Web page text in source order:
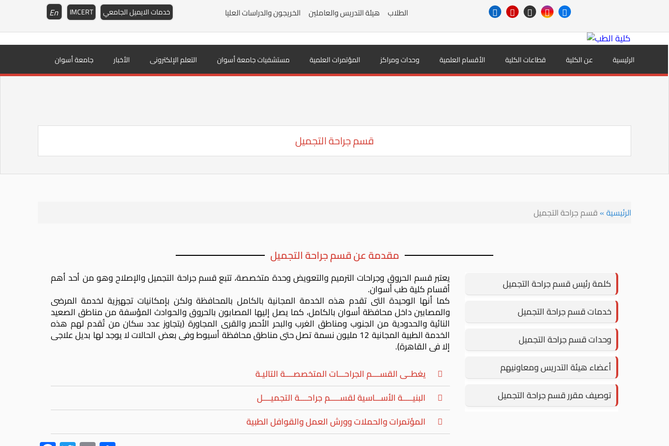
En خدمات الايميل الجامعي IMCERT الخريجون والدراسات العليا هيئة التدريس والعاملين الطلاب
جامعة أسوان الأخبار التعلم الإلكترونى مستشفيات جامعة أسوان المؤتمرات العلمية وحدات ومراكز الأقسام العلمية قطاعات الكلية عن الكلية الرئيسية
قسم جراحة التجميل
الرئيسية»قسم جراحة التجميل
مقدمة عن قسم جراحة التجميل
يعتبر قسم الحروق وجراحات الترميم والتعويض وحدة متخصصة، تتبع قسم جراحة التجميل والإصلاح وهو من أحد أهم
أقسام كلية طب أسوان.
كما أنها الوحيدة التى تقدم هذه الخدمة المجانية بالكامل بالمحافظة ولكن بإمكانيات تجهيزية لخدمة المرضى
والمصابين داخل محافظة أسوان بالكامل، كما يصل إليها المصابون بالحروق والحوادث المؤسفة من مناطق الصعيد
النائية والحدودية من الجنوب ومناطق الغرب والبحر الأحمر والقرى المجاورة (يتجاوز عدد سكان من تُقدم لهم هذه
الخدمة الطبية المجانية 12 مليون نسمة تصل حتى مناطق محافظة أسيوط وفى بعض الحالات لا يوجد لها بديل علاجى
إلا فى القاهرة).
يغطــى القســــم الجراحـــات المتخصصــــة التاليـة
البنيـــــة الأســـاسية لقســـــم جراحــــة التجميــــل
المؤتمرات والحملات وورش العمل والقوافل الطبية
كلمة رئيس قسم جراحة التجميل
خدمات قسم جراحة التجميل
وحدات قسم جراحة التجميل
أعضاء هيئة التدريس ومعاونيهم
توصيف مقرر قسم جراحة التجميل